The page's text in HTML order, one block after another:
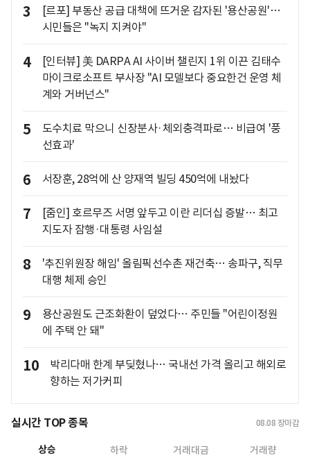
3
[르포] 부동산 공급 대책에 뜨거운 감자된 '용산공원'…
시민들은 "녹지 지켜야"
4
[인터뷰] 美 DARPA AI 사이버 챌린지 1위 이끈 김태수
마이크로소프트 부사장 "AI 모델보다 중요한건 운영 체
계와 거버넌스"
5
도수치료 막으니 신장분사·체외충격파로… 비급여 '풍
선효과'
6 서장훈, 28억에 산 양재역 빌딩 450억에 내놨다
7
[줌인] 호르무즈 서명 앞두고 이란 리더십 증발… 최고
지도자 잠행·대통령 사임설
8
'추진위원장 해임' 올림픽선수촌 재건축… 송파구, 직무
대행 체제 승인
9
용산공원도 근조화환이 덮었다… 주민들 "어린이정원
에 주택 안 돼"
10
박리다매 한계 부딪혔나… 국내선 가격 올리고 해외로
향하는 저가커피
실시간 TOP 종목 08.08 장마감
상승 하락 거래대금 거래량